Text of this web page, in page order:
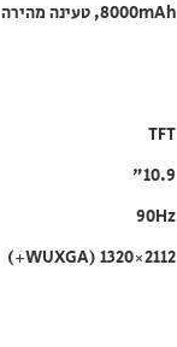
8000mAh, טעינה מהירה
TFT
10.9"
90Hz
2112×1320 (WUXGA+)